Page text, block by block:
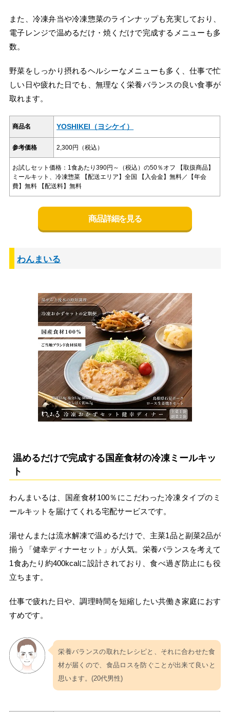
また、冷凍弁当や冷凍惣菜のラインナップも充実しており、
電子レンジで温めるだけ・焼くだけで完成するメニューも多
数。
野菜をしっかり摂れるヘルシーなメニューも多く、仕事で忙
しい日や疲れた日でも、無理なく栄養バランスの良い食事が
取れます。
商品名 YOSHIKEI（ヨシケイ）
参考価格 2,300円（税込）
お試しセット価格：1食あたり390円～（税込）の50％オフ 【取扱商品】
ミールキット、冷凍惣菜 【配送エリア】全国 【入会金】無料／【年会
費】無料 【配送料】無料
商品詳細を見る
わんまいる
温めるだけで完成する国産食材の冷凍ミールキッ
ト
わんまいるは、国産食材100％にこだわった冷凍タイプのミ
ールキットを届けてくれる宅配サービスです。
湯せんまたは流水解凍で温めるだけで、主菜1品と副菜2品が
揃う「健幸ディナーセット」が人気。栄養バランスを考えて
1食あたり約400kcalに設計されており、食べ過ぎ防止にも役
立ちます。
仕事で疲れた日や、調理時間を短縮したい共働き家庭におす
すめです。
栄養バランスの取れたレシピと、それに合わせた食
材が届くので、食品ロスを防ぐことが出来て良いと
思います。(20代男性)